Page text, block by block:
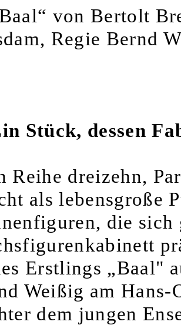
von Bertolt
Regie Bernd
Stück, dessen
Reihe dreizehn,
als lebensgroße
die sich
Erstlings „Baal"
Weißig am Hans-
dem jungen